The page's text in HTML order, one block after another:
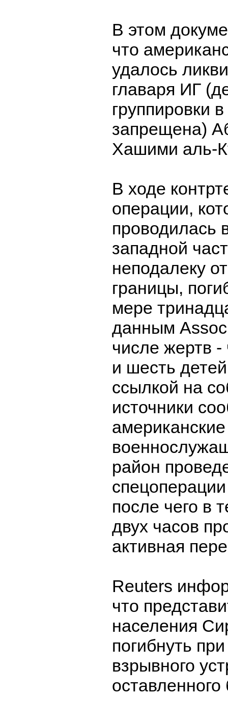
В этом
что
удалось
главаря ИГ
группировки
запрещена)
Хашими аль-
В ходе
операции,
проводилась
западной
неподалеку
границы,
мере
данным
числе жертв
и шесть
ссылкой на
источники
американские
район
после чего в
двух часов
активная
Reuters
что
населения
погибнуть
взрывного